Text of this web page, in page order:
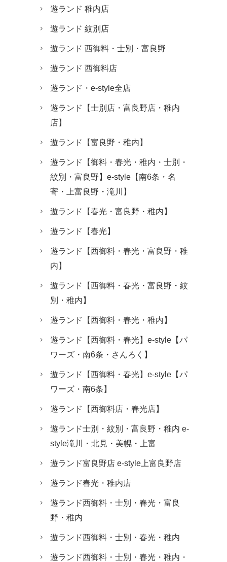
遊ランド 稚内店
遊ランド 紋別店
遊ランド 西御料・士別・富良野
遊ランド 西御料店
遊ランド・e-style全店
遊ランド【士別店・富良野店・稚内
店】
遊ランド【富良野・稚内】
遊ランド【御料・春光・稚内・士別・
紋別・富良野】e-style【南6条・名
寄・上富良野・滝川】
遊ランド【春光・富良野・稚内】
遊ランド【春光】
遊ランド【西御料・春光・富良野・稚
内】
遊ランド【西御料・春光・富良野・紋
別・稚内】
遊ランド【西御料・春光・稚内】
遊ランド【西御料・春光】e-style【パ
ワーズ・南6条・さんろく】
遊ランド【西御料・春光】e-style【パ
ワーズ・南6条】
遊ランド【西御料店・春光店】
遊ランド士別・紋別・富良野・稚内 e-
style滝川・北見・美幌・上富
遊ランド富良野店 e-style上富良野店
遊ランド春光・稚内店
遊ランド西御料・士別・春光・富良
野・稚内
遊ランド西御料・士別・春光・稚内
遊ランド西御料・士別・春光・稚内・